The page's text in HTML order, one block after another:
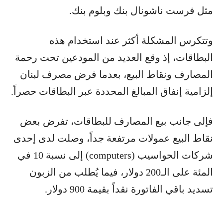
مثل فرست ناشونال بنك وبلوم بنك.
وتتكرس المشكلة أكثر عند استخدام هذه
البطاقات، إذ وقع العديد من المودعين تحت رحمة
المصارف ونقاط البيع، بعدما فرض مصرف لبنان
إلزامية إنفاق المبالغ المحددة عبر البطاقات حصراً.
فإلى جانب بيع المصارف للبطاقات، تفرض بعض
نقاط البيع عمولات مرتفعة جداً، وصلت لدى إحدى
شركات الحواسيب (computers) إلى نسبة 10 في
المئة على الـ200 دولار، فيما يُطلب من الزبون
تسديد باقي الفاتورة نقداً بقيمة 900 دولار.